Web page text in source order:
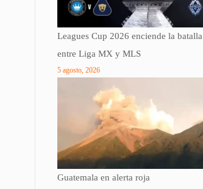
Leagues Cup 2026 enciende la batalla
entre Liga MX y MLS
5 agosto, 2026
Guatemala en alerta roja